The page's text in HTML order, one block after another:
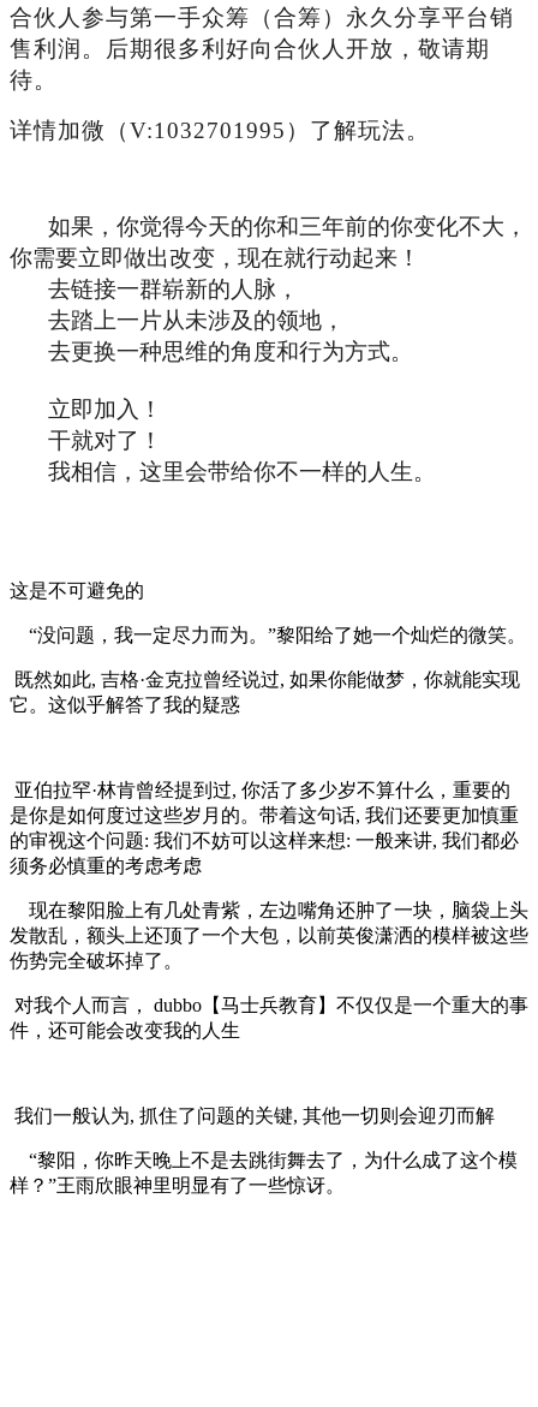
合伙人参与第一手众筹（合筹）永久分享平台销
售利润。后期很多利好向合伙人开放，敬请期
待。
详情加微（V:1032701995 ）了解玩法。
如果，你觉得今天的你和三年前的你变化不大，
你需要立即做出改变，现在就行动起来！
去链接一群崭新的人脉，
去踏上一片从未涉及的领地，
去更换一种思维的角度和行为方式。
立即加入！
干就对了！
我相信，这里会带给你不一样的人生。
这是不可避免的
“没问题，我一定尽力而为。”黎阳给了她一个灿烂的微笑。
既然如此, 吉格·金克拉曾经说过, 如果你能做梦，你就能实现
它。这似乎解答了我的疑惑
亚伯拉罕·林肯曾经提到过, 你活了多少岁不算什么，重要的
是你是如何度过这些岁月的。带着这句话, 我们还要更加慎重
的审视这个问题: 我们不妨可以这样来想: 一般来讲, 我们都必
须务必慎重的考虑考虑
现在黎阳脸上有几处青紫，左边嘴角还肿了一块，脑袋上头
发散乱，额头上还顶了一个大包，以前英俊潇洒的模样被这些
伤势完全破坏掉了。
对我个人而言， dubbo【马士兵教育】不仅仅是一个重大的事
件，还可能会改变我的人生
我们一般认为, 抓住了问题的关键, 其他一切则会迎刃而解
“黎阳，你昨天晚上不是去跳街舞去了，为什么成了这个模
样？”王雨欣眼神里明显有了一些惊讶。